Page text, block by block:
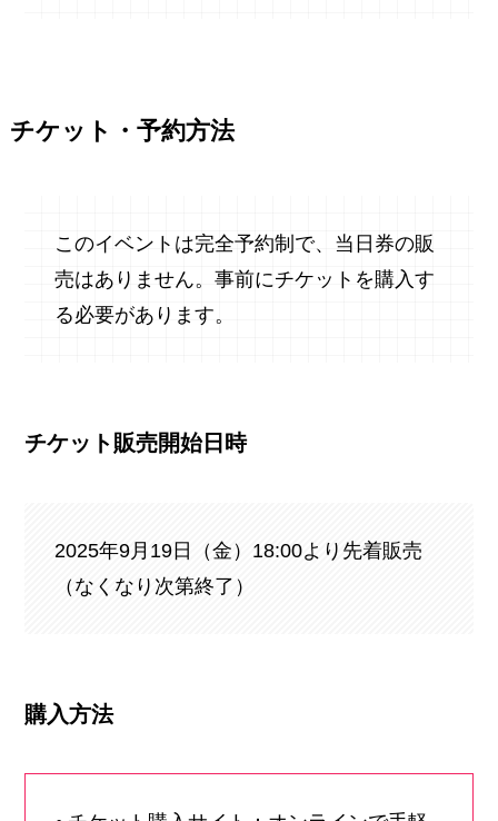
チケット・予約方法
このイベントは完全予約制で、当日券の販
売はありません。事前にチケットを購入す
る必要があります。
チケット販売開始日時
2025年9月19日（金）18:00より先着販売
（なくなり次第終了）
購入方法